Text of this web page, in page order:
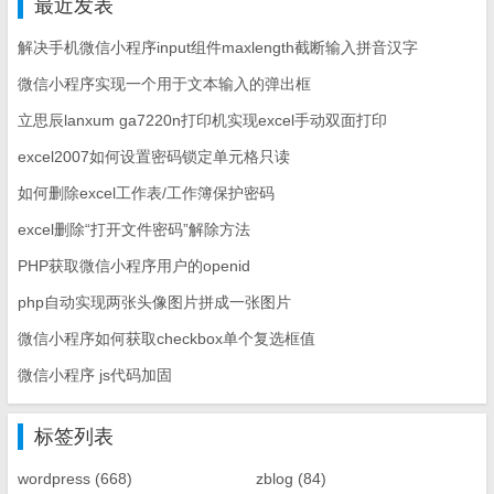
最近发表
解决手机微信小程序input组件maxlength截断输入拼音汉字
微信小程序实现一个用于文本输入的弹出框
立思辰lanxum ga7220n打印机实现excel手动双面打印
excel2007如何设置密码锁定单元格只读
如何删除excel工作表/工作簿保护密码
excel删除“打开文件密码”解除方法
PHP获取微信小程序用户的openid
php自动实现两张头像图片拼成一张图片
微信小程序如何获取checkbox单个复选框值
微信小程序 js代码加固
标签列表
wordpress (668) zblog (84)